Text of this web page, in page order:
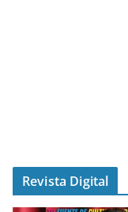
Revista Digital